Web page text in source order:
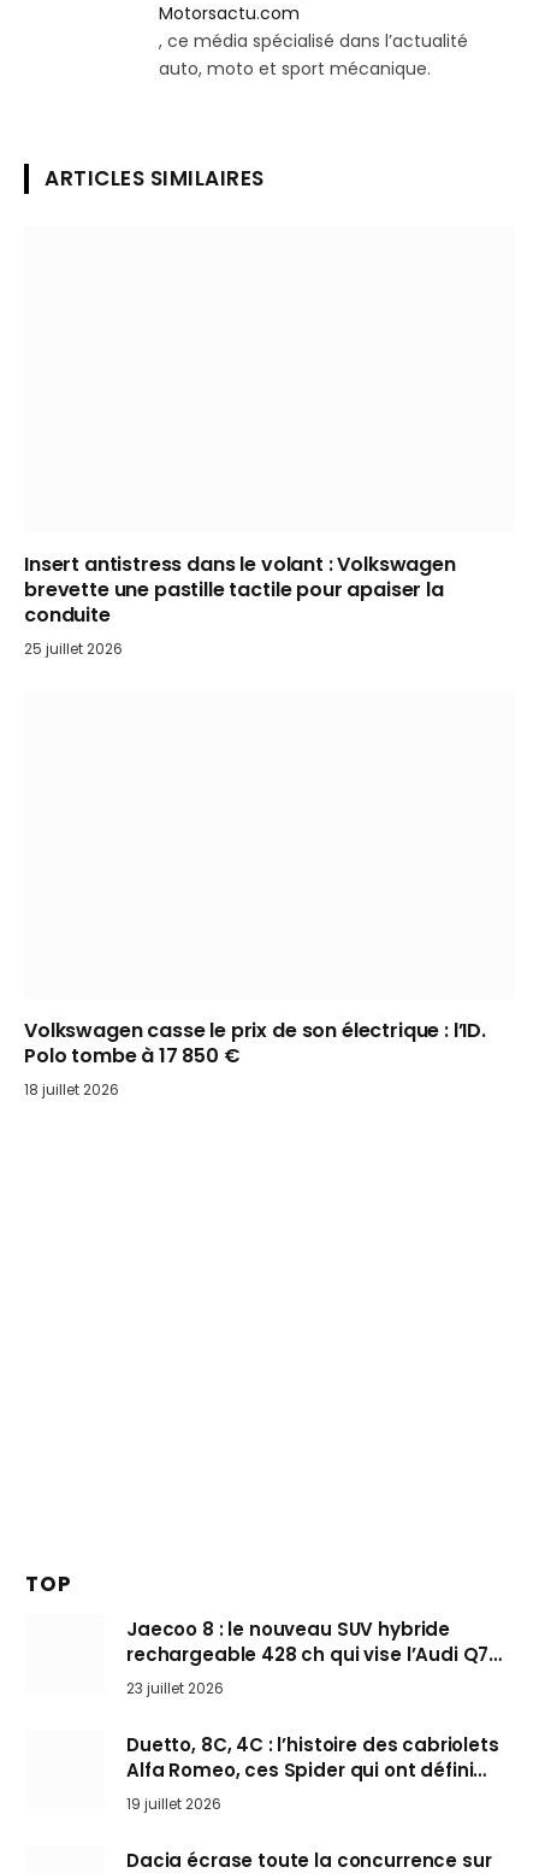
Motorsactu.com
, ce média spécialisé dans l’actualité
auto, moto et sport mécanique.
ARTICLES SIMILAIRES
Insert antistress dans le volant : Volkswagen
brevette une pastille tactile pour apaiser la
conduite
25 juillet 2026
Volkswagen casse le prix de son électrique : l’ID.
Polo tombe à 17 850 €
18 juillet 2026
TOP
Jaecoo 8 : le nouveau SUV hybride
rechargeable 428 ch qui vise l’Audi Q7
arrive en Europe cet automne
23 juillet 2026
Duetto, 8C, 4C : l’histoire des cabriolets
Alfa Romeo, ces Spider qui ont défini
l’art de rouler cheveux au vent
19 juillet 2026
Dacia écrase toute la concurrence sur